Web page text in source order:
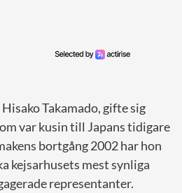
Takamado, gifte sig
var kusin till Japans tidigare
bortgång 2002 har hon
kejsarhusets mest synliga
representanter.